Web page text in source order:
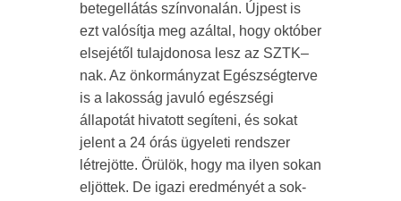
betegellátás színvonalán. Újpest is
ezt valósítja meg azáltal, hogy október
elsejétől tulajdonosa lesz az SZTK–
nak. Az önkormányzat Egészségterve
is a lakosság javuló egészségi
állapotát hivatott segíteni, és sokat
jelent a 24 órás ügyeleti rendszer
létrejötte. Örülök, hogy ma ilyen sokan
eljöttek. De igazi eredményét a sok-